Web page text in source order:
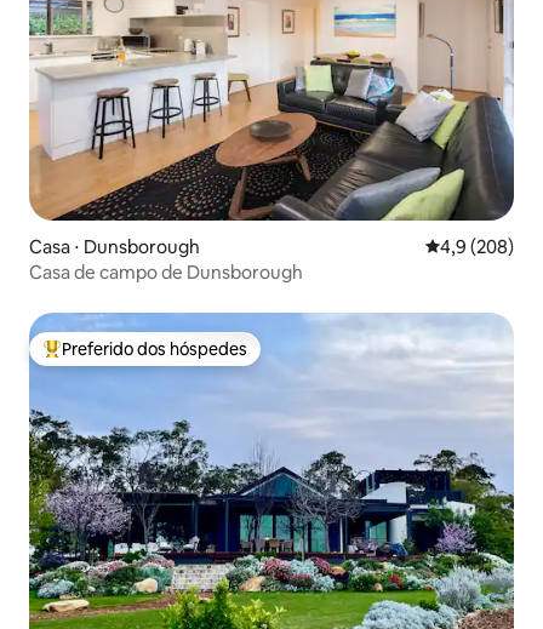
Casa ⋅ Dunsborough 4,9 de uma
4,9 (208)
Casa de campo de Dunsborough
Entre os melhores preferidos dos hóspedes
Preferido dos hóspedes